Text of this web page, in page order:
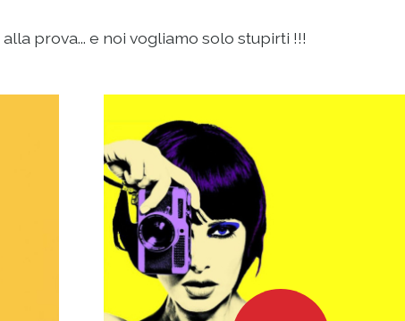
prova... e noi vogliamo solo stupirti !!!